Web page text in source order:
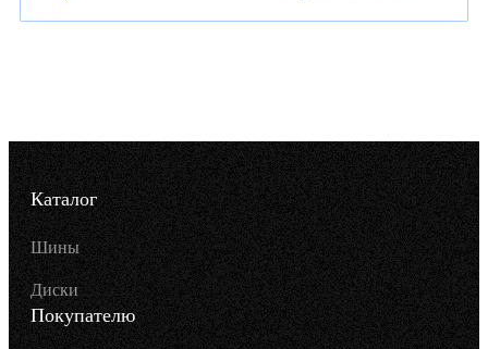
Каталог
Шины
Диски
Покупателю